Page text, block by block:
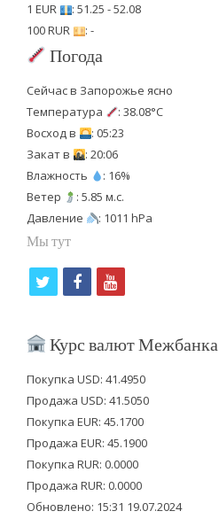
1 EUR
: 51.25 - 52.08
100 RUR
: -
Погода
Сейчас в Запорожье ясно
Температура
: 38.08°C
Восход в
: 05:23
Закат в
: 20:06
Влажность
: 16%
Ветер
: 5.85 м.с.
Давление
: 1011 hPa
Мы тут
i
t
e
r
f
c
b
o
o
k
y
u
u
b
e
Курс валют Межбанка
Покупка USD: 41.4950
Продажа USD: 41.5050
Покупка EUR: 45.1700
Продажа EUR: 45.1900
Покупка RUR: 0.0000
Продажа RUR: 0.0000
Обновлено: 15:31 19.07.2024